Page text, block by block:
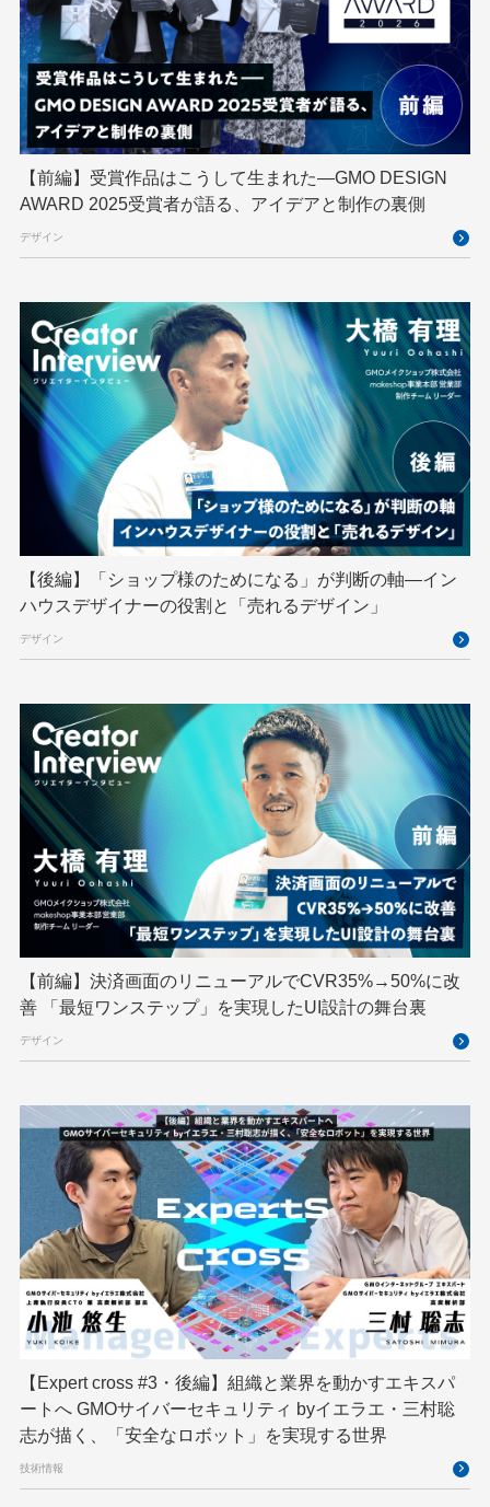
GMOペイメントゲートウェイ GMOペパボ
GMOメイクショップ GMOメディア GMOロボッツ
GMO大会議 GMO天秤AI Go GPUクラウド
GTB Hack-1グランプリ IETF iOS
IoT ISUCON Japan Drone
Java JJUG JSAI2026 K8s
Kaigi on Rails
Perl PHP PHPcon PHPerKaigi
Python RFC RPA Ruby
SECCON Selenium Spectrum Tokyo Meetup
splunk SRE Takumi byGMO Terraform
TypeScript UI/UX vibe VLA
VS Code XSS ZTNA
アドベントカレンダー イベントレポート
インターンシップ インハウス お名前.com
クリエイターインタビュー
サイバーセキュリティ サマーインターン スクラム
スパム対策 スペシャリスト セキュリティ
ソフトウェアサプライチェーン チームビルディング
デザイン ネットのセキュリティもGMO
ハーネスエンジニアリング バックエンド
ヒューマノイド ヒューマノイドロボット
フィジカルAI プログラミング教育
ブロックチェーン フロントエンド ペアリング暗号
ゆめみらいワーク
京大ミートアップ 京都大学 人型ロボット
人工知能 人工知能学会 国際ロボット展
国際標準化 多拠点開発 大阪公立大学
宮崎オフィス 強化学習 応用
技育プロジェクト 技術広報 技術書典
拡張知能 新卒 新卒研修 映像
映像クリエイター 暗号 業務効率化
機械学習 決済 生成AI 産学連携
研究開発 耐量子暗号 脆弱性診断
【前編】受賞作品はこうして生まれた—GMO DESIGN
AWARD 2025受賞者が語る、アイデアと制作の裏側
デザイン
【後編】「ショップ様のためになる」が判断の軸―イン
ハウスデザイナーの役割と「売れるデザイン」
デザイン
【前編】決済画面のリニューアルでCVR35%→50%に改
善 「最短ワンステップ」を実現したUI設計の舞台裏
デザイン
【Expert cross #3・後編】組織と業界を動かすエキスパ
ートへ GMOサイバーセキュリティ byイエラエ・三村聡
志が描く、「安全なロボット」を実現する世界
技術情報